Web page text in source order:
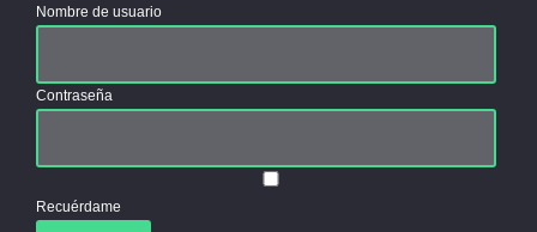
Nombre de usuario
Contraseña
Recuérdame